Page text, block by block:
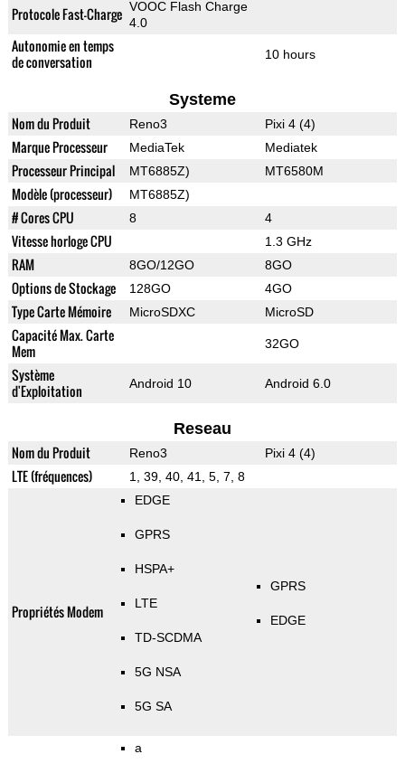
Protocole Fast-Charge VOOC Flash Charge
4.0
Autonomie en temps
de conversation
10 hours
Systeme
Nom du Produit Reno3 Pixi 4 (4)
Marque Processeur MediaTek Mediatek
Processeur Principal MT6885Z) MT6580M
Modèle (processeur) MT6885Z)
# Cores CPU 8 4
Vitesse horloge CPU 1.3 GHz
RAM 8GO/12GO 8GO
Options de Stockage 128GO 4GO
Type Carte Mémoire MicroSDXC MicroSD
Capacité Max. Carte
Mem
32GO
Système
d'Exploitation
Android 10 Android 6.0
Reseau
Nom du Produit Reno3 Pixi 4 (4)
LTE (fréquences) 1, 39, 40, 41, 5, 7, 8
Propriétés Modem
EDGE
GPRS
HSPA+
LTE
TD-SCDMA
5G NSA
5G SA
GPRS
EDGE
a